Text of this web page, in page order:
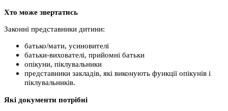
Хто може звертатись
Законні представники дитини:
батько/мати, усиновителі
батьки-вихователі, прийомні батьки
опікуни, піклувальники
представники закладів, які виконують функції опікунів і
піклувальників.
Які документи потрібні